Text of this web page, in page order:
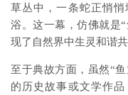
草丛中，一条蛇正悄
浴。这一幕，仿佛就是
现了自然界中生灵和谐共
至于典故方面，虽然“
的历史故事或文学作